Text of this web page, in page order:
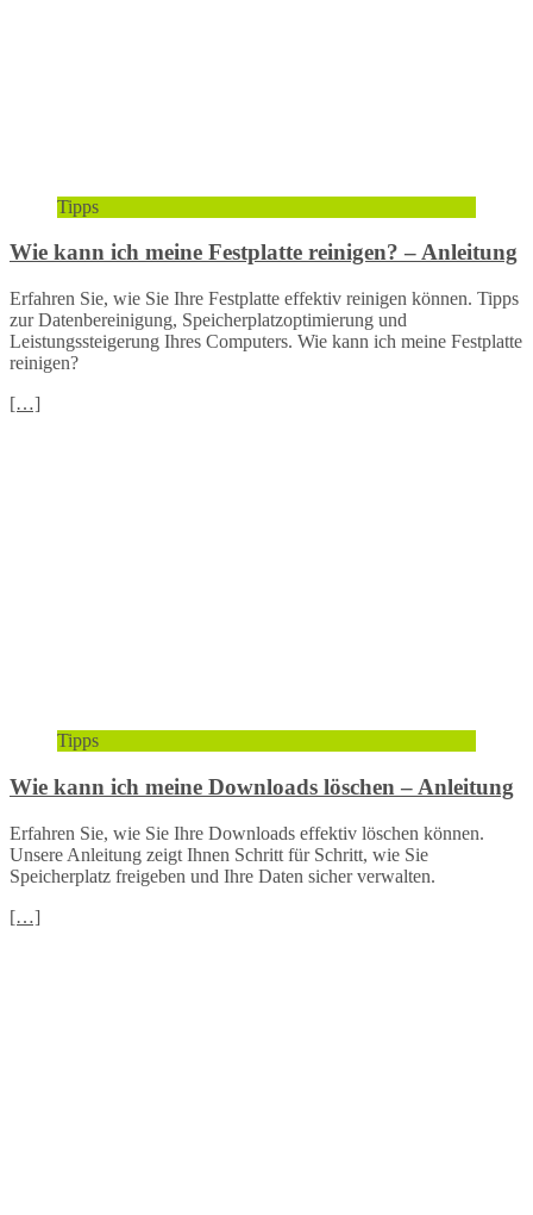
Tipps
Wie kann ich meine Festplatte reinigen? – Anleitung
Erfahren Sie, wie Sie Ihre Festplatte effektiv reinigen können. Tipps
zur Datenbereinigung, Speicherplatzoptimierung und
Leistungssteigerung Ihres Computers. Wie kann ich meine Festplatte
reinigen?
[…]
Tipps
Wie kann ich meine Downloads löschen – Anleitung
Erfahren Sie, wie Sie Ihre Downloads effektiv löschen können.
Unsere Anleitung zeigt Ihnen Schritt für Schritt, wie Sie
Speicherplatz freigeben und Ihre Daten sicher verwalten.
[…]